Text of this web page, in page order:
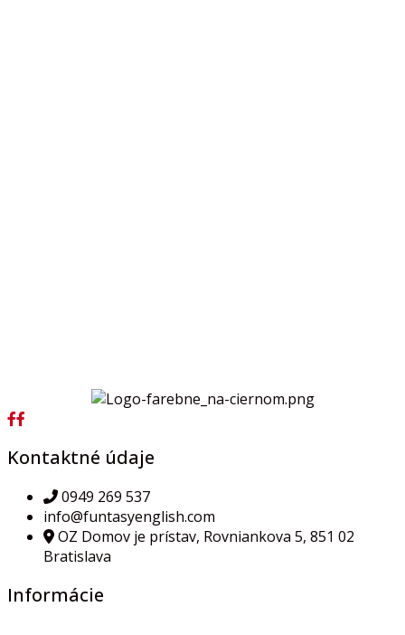
Kontaktné údaje
0949 269 537
info@funtasyenglish.com
OZ Domov je prístav, Rovniankova 5, 851 02
Bratislava
Informácie